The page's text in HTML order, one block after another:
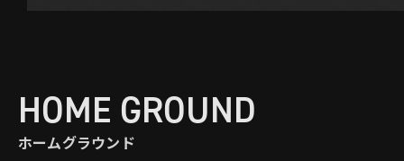
HOME GROUND
ホームグラウンド